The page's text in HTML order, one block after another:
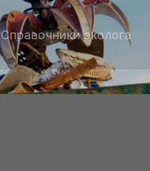
Справочники эколога